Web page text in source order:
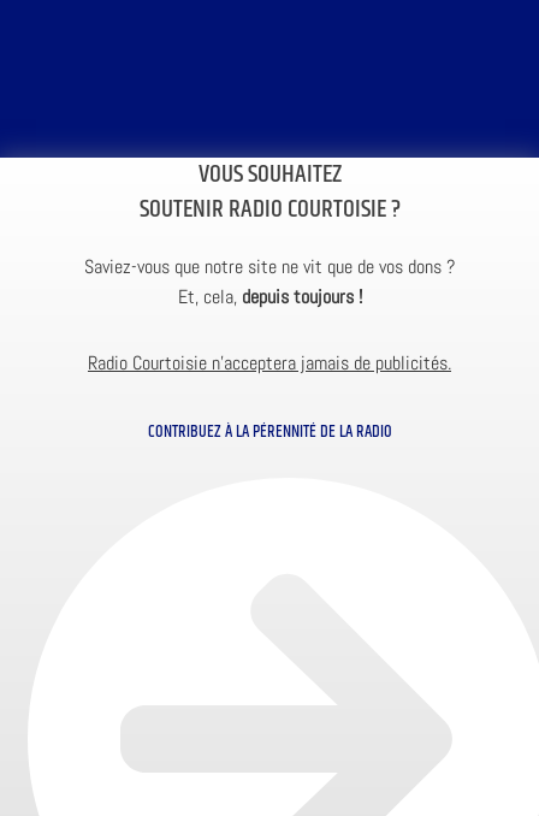
VOUS SOUHAITEZ
SOUTENIR RADIO COURTOISIE ?
Saviez-vous que notre site ne vit que de vos dons ?
Et, cela, depuis toujours !
Radio Courtoisie n’acceptera jamais de publicités.
CONTRIBUEZ À LA PÉRENNITÉ DE LA RADIO